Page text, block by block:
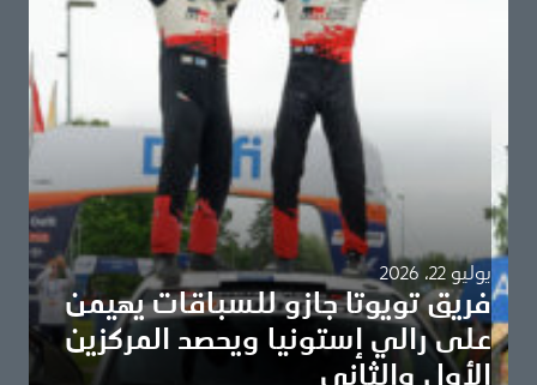
يوليو 22، 2026
فريق تويوتا جازو للسباقات يهيمن
على رالي إستونيا ويحصد المركزين